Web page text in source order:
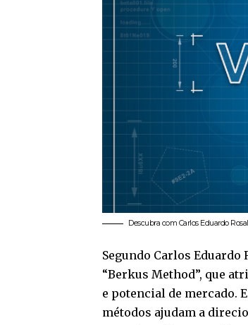
Descubra com Carlos Eduardo
Segundo Carlos
“Berkus Method”, que
e potencial de mercado.
métodos ajudam a